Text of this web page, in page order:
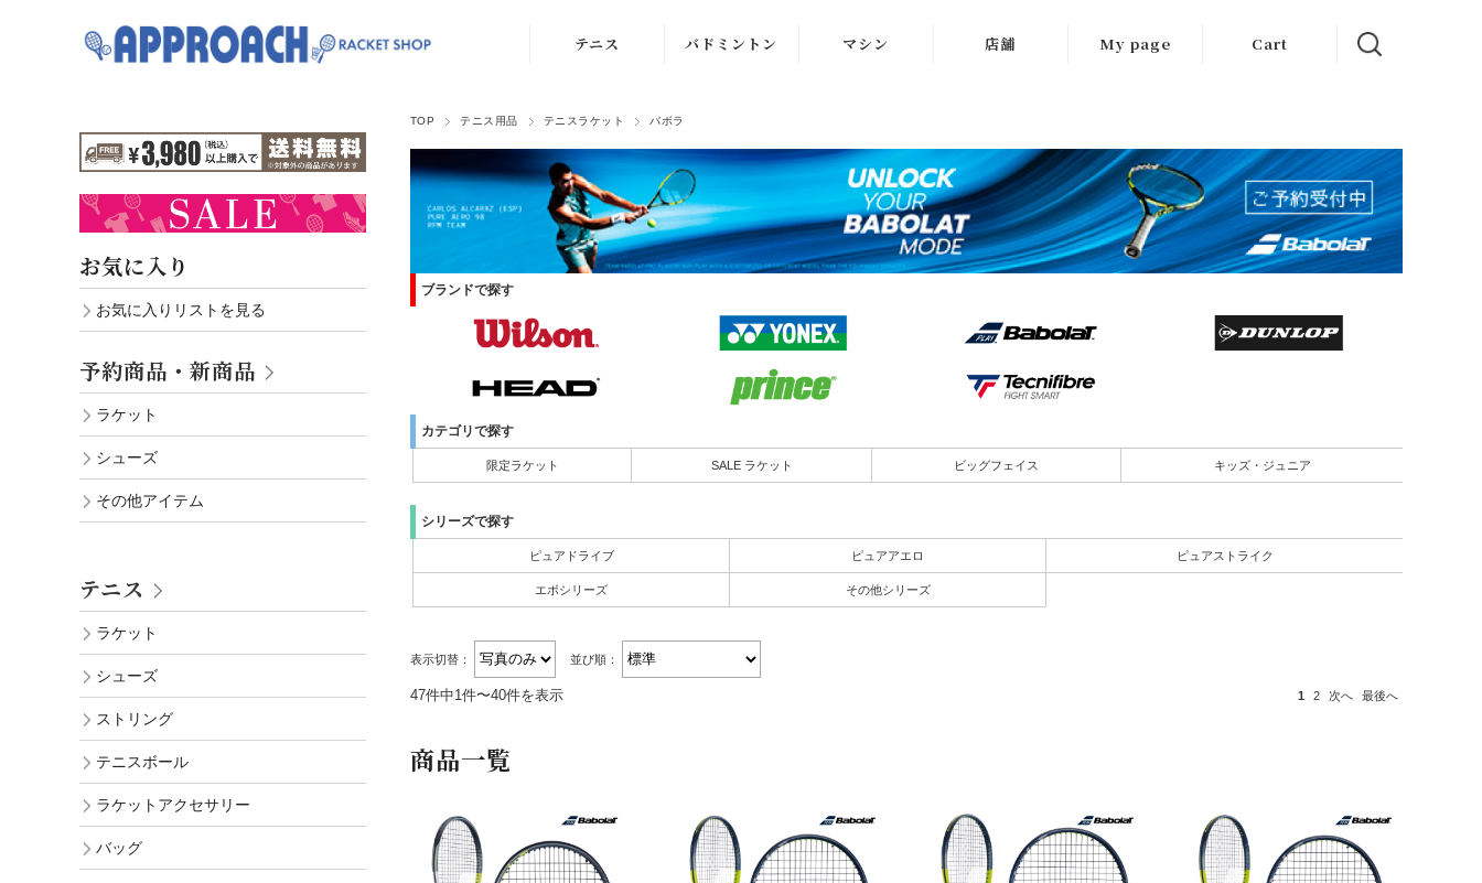
テニス
シューズ
ストリング
テニスボール
アクセサリ
バッグ
バドミントン
シューズ
ストリング
シャトルコック
アクセサリ
マシン
ボールマシン
マシン紹介動画
修理メンテナンス
受付
店舗
京都店
岐阜店
My page Cart
TOP テニス用品 テニスラケット バボラ
ブランドで探す
カテゴリで探す
限定ラケット SALE ラケット ビッグフェイス キッズ・ジュニア
シリーズで探す
ピュアドライブ ピュアアエロ ピュアストライク
エボシリーズ その他シリーズ
表示切替： 並び順：
47件中1件〜40件を表示 1 2 次へ 最後へ
商品一覧
お気に入り
お気に入りリストを見る
予約商品・新商品
ラケット
シューズ
その他アイテム
テニス
ラケット
シューズ
ストリング
テニスボール
ラケットアクセサリー
バッグ